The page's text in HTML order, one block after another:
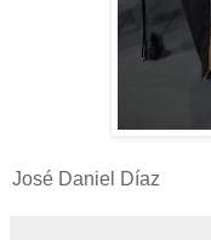
José Daniel Díaz